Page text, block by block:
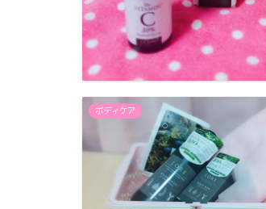
ボディケア